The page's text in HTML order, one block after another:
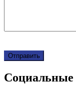
Социальные